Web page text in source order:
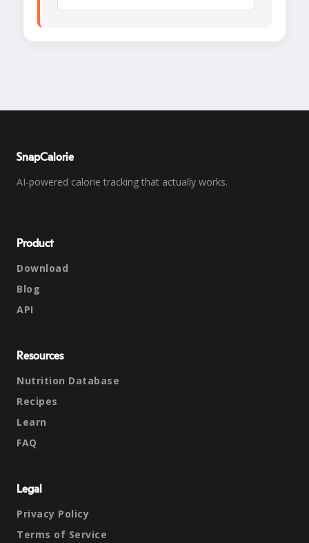
SnapCalorie
AI-powered calorie tracking that actually works.
Product
Download
Blog
API
Resources
Nutrition Database
Recipes
Learn
FAQ
Legal
Privacy Policy
Terms of Service